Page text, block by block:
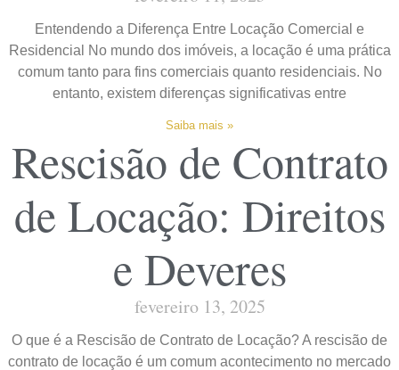
Entendendo a Diferença Entre Locação Comercial e
Residencial No mundo dos imóveis, a locação é uma prática
comum tanto para fins comerciais quanto residenciais. No
entanto, existem diferenças significativas entre
Saiba mais »
Rescisão de Contrato
de Locação: Direitos
e Deveres
fevereiro 13, 2025
O que é a Rescisão de Contrato de Locação? A rescisão de
contrato de locação é um comum acontecimento no mercado